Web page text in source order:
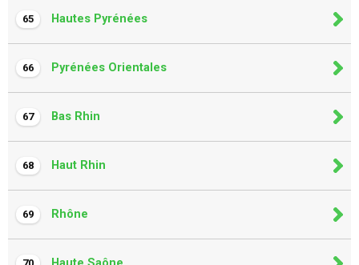
65 Hautes Pyrénées
66 Pyrénées Orientales
67 Bas Rhin
68 Haut Rhin
69 Rhône